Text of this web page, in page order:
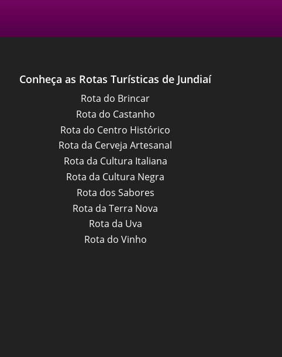
Conheça as Rotas Turísticas de Jundiaí
Rota do Brincar
Rota do Castanho
Rota do Centro Histórico
Rota da Cerveja Artesanal
Rota da Cultura Italiana
Rota da Cultura Negra
Rota dos Sabores
Rota da Terra Nova
Rota da Uva
Rota do Vinho